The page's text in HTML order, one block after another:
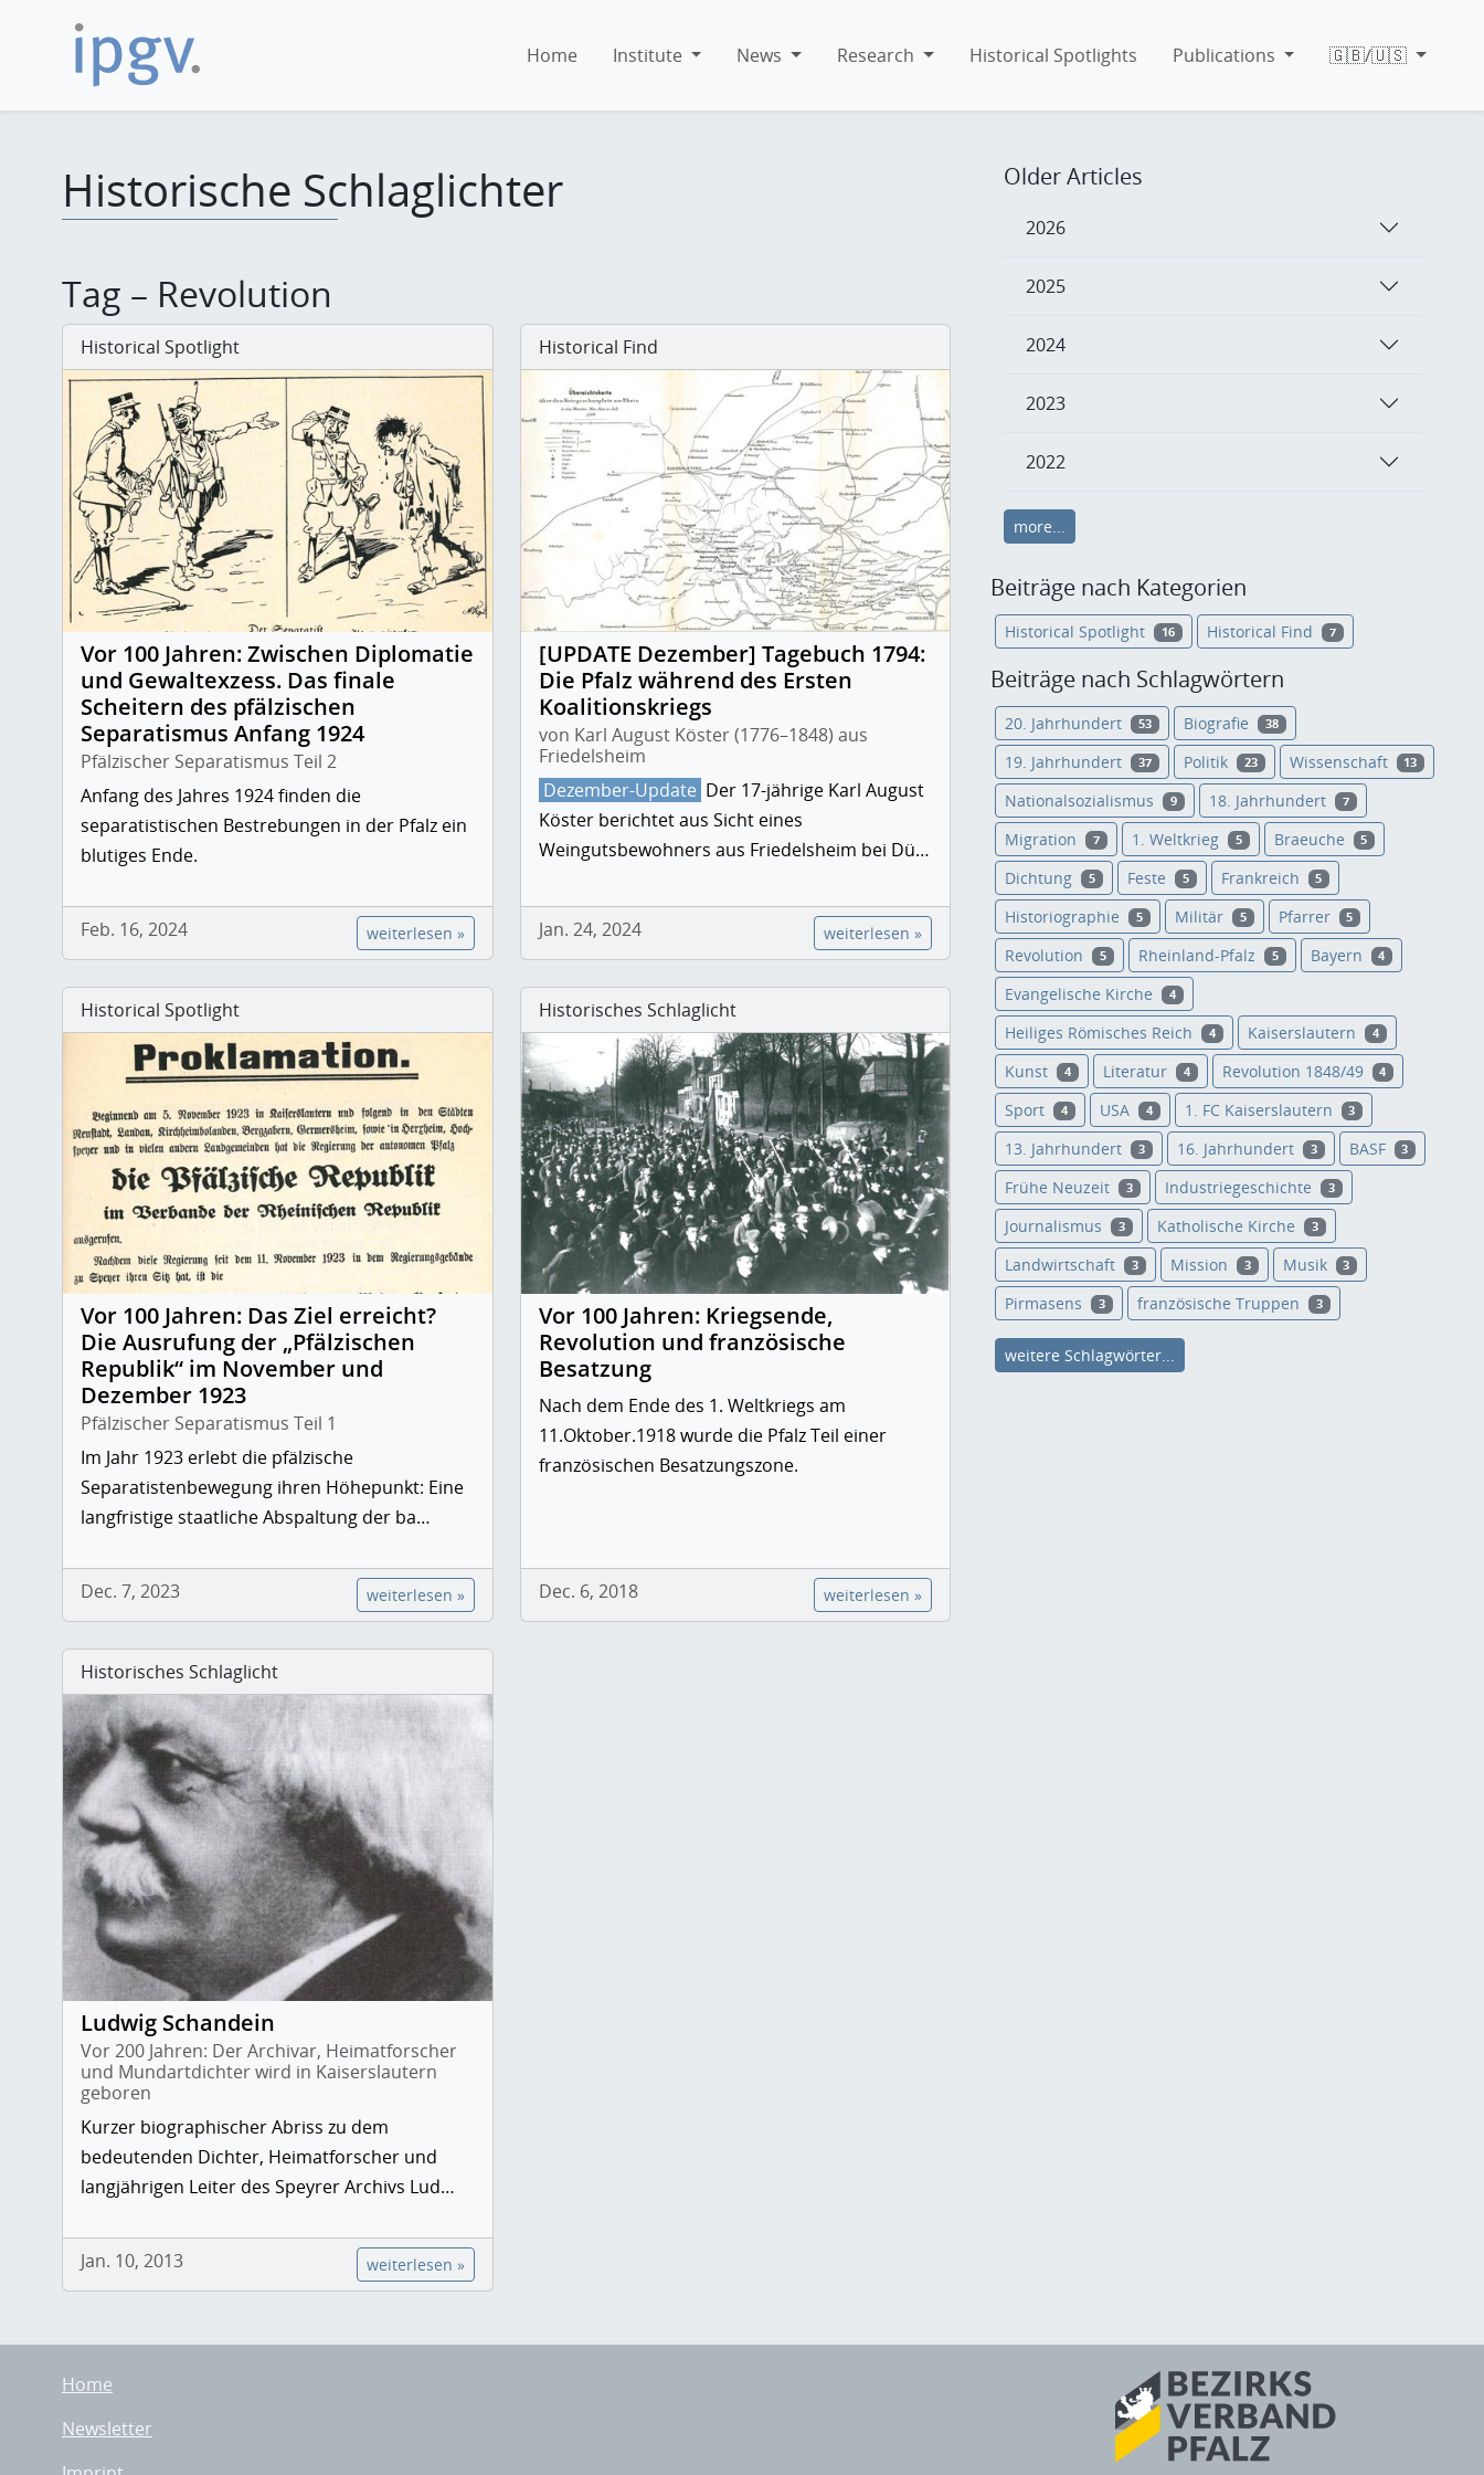
Home Institute News Research Historical Spotlights Publications 🇬🇧/🇺🇸
Historische Schlaglichter
Tag – Revolution
Historical Spotlight
Vor 100 Jahren: Zwischen Diplomatie
und Gewaltexzess. Das finale
Scheitern des pfälzischen
Separatismus Anfang 1924
Pfälzischer Separatismus Teil 2
Anfang des Jahres 1924 finden die
separatistischen Bestrebungen in der Pfalz ein
blutiges Ende.
Feb. 16, 2024 weiterlesen »
Historical Find
[UPDATE Dezember] Tagebuch 1794:
Die Pfalz während des Ersten
Koalitionskriegs
von Karl August Köster (1776–1848) aus
Friedelsheim
Dezember-Update Der 17-jährige Karl August
Köster berichtet aus Sicht eines
Weingutsbewohners aus Friedelsheim bei Dü…
Jan. 24, 2024 weiterlesen »
Historical Spotlight
Vor 100 Jahren: Das Ziel erreicht?
Die Ausrufung der „Pfälzischen
Republik“ im November und
Dezember 1923
Pfälzischer Separatismus Teil 1
Im Jahr 1923 erlebt die pfälzische
Separatistenbewegung ihren Höhepunkt: Eine
langfristige staatliche Abspaltung der ba…
Dec. 7, 2023 weiterlesen »
Historisches Schlaglicht
Vor 100 Jahren: Kriegsende,
Revolution und französische
Besatzung
Nach dem Ende des 1. Weltkriegs am
11.Oktober.1918 wurde die Pfalz Teil einer
französischen Besatzungszone.
Dec. 6, 2018 weiterlesen »
Historisches Schlaglicht
Ludwig Schandein
Vor 200 Jahren: Der Archivar, Heimatforscher
und Mundartdichter wird in Kaiserslautern
geboren
Kurzer biographischer Abriss zu dem
bedeutenden Dichter, Heimatforscher und
langjährigen Leiter des Speyrer Archivs Lud…
Jan. 10, 2013 weiterlesen »
Older Articles
2026
2025
2024
2023
2022
more...
Beiträge nach Kategorien
Historical Spotlight 16 Historical Find 7
Beiträge nach Schlagwörtern
20. Jahrhundert 53 Biografie 38
19. Jahrhundert 37 Politik 23 Wissenschaft 13
Nationalsozialismus 9 18. Jahrhundert 7
Migration 7 1. Weltkrieg 5 Braeuche 5
Dichtung 5 Feste 5 Frankreich 5
Historiographie 5 Militär 5 Pfarrer 5
Revolution 5 Rheinland-Pfalz 5 Bayern 4
Evangelische Kirche 4
Heiliges Römisches Reich 4 Kaiserslautern 4
Kunst 4 Literatur 4 Revolution 1848/49 4
Sport 4 USA 4 1. FC Kaiserslautern 3
13. Jahrhundert 3 16. Jahrhundert 3 BASF 3
Frühe Neuzeit 3 Industriegeschichte 3
Journalismus 3 Katholische Kirche 3
Landwirtschaft 3 Mission 3 Musik 3
Pirmasens 3 französische Truppen 3
weitere Schlagwörter...
Home
Newsletter